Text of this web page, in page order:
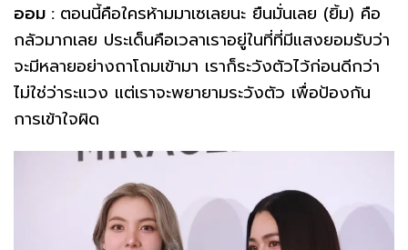
ออม : ตอนนี้คือใครห้ามมาเซเลยนะ ยืนมั่นเลย (ยิ้ม) คือ
กลัวมากเลย ประเด็นคือเวลาเราอยู่ในที่ที่มีแสงยอมรับว่า
จะมีหลายอย่างถาโถมเข้ามา เราก็ระวังตัวไว้ก่อนดีกว่า
ไม่ใช่ว่าระแวง แต่เราจะพยายามระวังตัว เพื่อป้องกัน
การเข้าใจผิด